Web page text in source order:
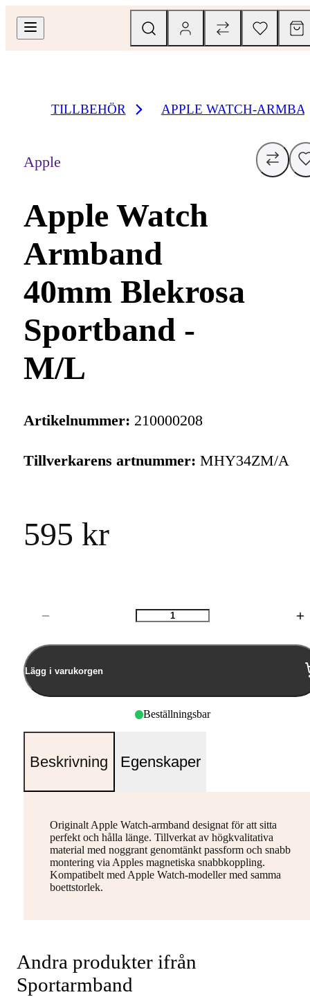
TILLBEHÖR APPLE WATCH-
Apple
Apple Watch
Armband
40mm Blekrosa
Sportband -
M/L
Artikelnummer: 210000208
Tillverkarens artnummer: MHY34ZM/A
595 kr
Antal
Lägg i varukorgen
Beställningsbar
Beskrivning Egenskaper
Originalt Apple Watch-armband designat för att sitta
perfekt och hålla länge. Tillverkat av högkvalitativa
material med noggrant genomtänkt passform och snabb
montering via Apples magnetiska snabbkoppling.
Kompatibelt med Apple Watch-modeller med samma
boettstorlek.
Andra produkter ifrån
Sportarmband